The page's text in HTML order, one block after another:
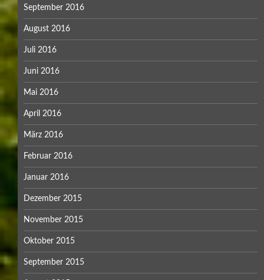
September 2016
August 2016
Juli 2016
Juni 2016
Mai 2016
April 2016
März 2016
Februar 2016
Januar 2016
Dezember 2015
November 2015
Oktober 2015
September 2015